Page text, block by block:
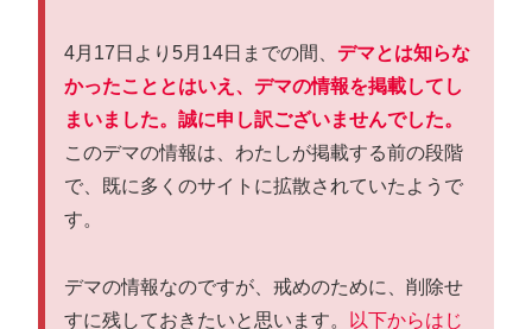
4月17日より5月14日までの間、 デマとは知らな
かったこととはいえ、デマの情報を掲載してし
まいました。誠に申し訳ございませんでした。
このデマの情報は、わたしが掲載する前の段階
で、既に多くのサイトに拡散されていたようで
す。
デマの情報なのですが、戒めのために、削除せ
すに残しておきたいと思います。
以下からはじ